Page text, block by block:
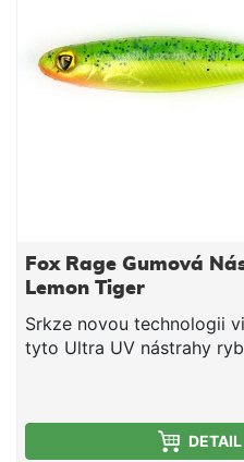
Fox Rage Gumová
Lemon Tiger
Srkze novou technologii
tyto Ultra UV nástrahy
je dostupná ve třech
měkkých nástrahách.
vody a jen zadejte cíl.